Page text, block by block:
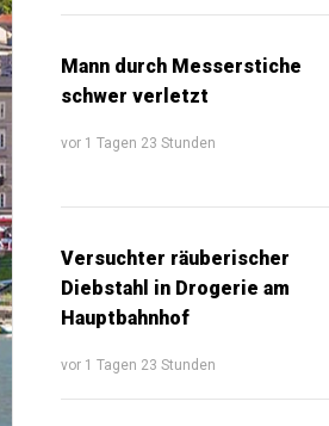
Mann durch Messerstiche
schwer verletzt
vor 1 Tagen 23 Stunden
Versuchter räuberischer
Diebstahl in Drogerie am
Hauptbahnhof
vor 1 Tagen 23 Stunden